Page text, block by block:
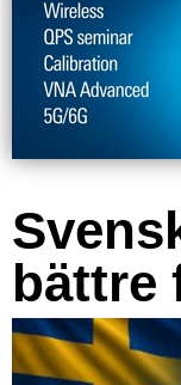
bättre